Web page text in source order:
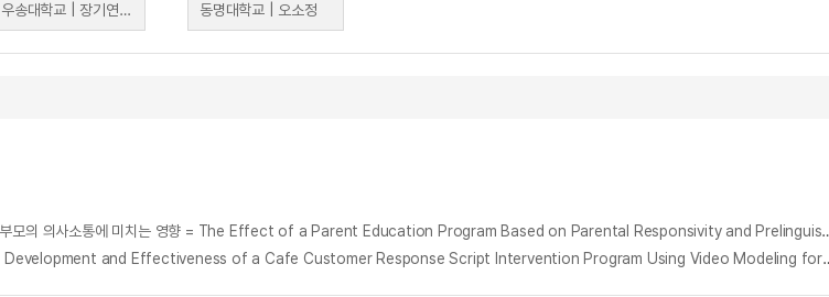
우송대학교 | 장기연, 이시현, 오혜원
동명대학교 | 오소정
부모 반응성 및 언어이전기 환경중심언어중재법(RPMT)기반 부모교육 프로그램이 말 늦은 아동과 부모의 의
성인 발달장애인의 비디오 모델링을 활용한 카페 고객 응대 스크립트 중재